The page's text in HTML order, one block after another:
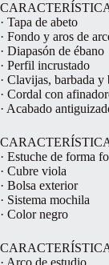
· Tapa de abeto
· Fondo y aros de
· Diapasón de ébano
· Perfil incrustado
· Clavijas, barbada y
· Cordal con
· Acabado
· Estuche de forma
· Cubre viola
· Bolsa exterior
· Sistema mochila
· Color negro
· Arco de estudio